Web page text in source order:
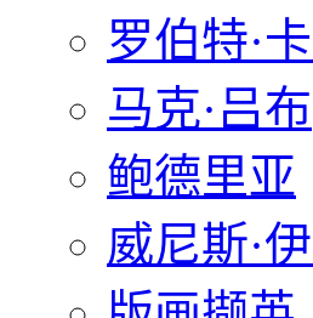
罗伯特·
马克·吕布
鲍德里亚
威尼斯·